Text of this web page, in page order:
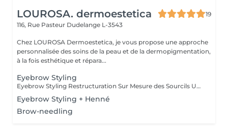
LOUROSA. dermoestetica
19
116, Rue Pasteur Dudelange L-3543
Chez LOUROSA Dermoestetica, je vous propose une approche
personnalisée des soins de la peau et de la dermopigmentation,
à la fois esthétique et répara...
Eyebrow Styling
Eyebrow Styling Restructuration Sur Mesure des Sourcils Une mise en beauté précise et personnalisée pour sublimer votre regard. L'Eyebrow Styling est une prestation dédiée à la restructuration complète des sourcils, réalisée exclusivement à la pince pour garantir un travail d'une grande précision. Cette technique permet de respecter parfaitement la ligne naturelle du sourcil tout en l'adaptant harmonieusement à la morphologie du visage. Chaque prestation débute par une analyse de la forme du visage et de la structure naturelle des sourcils, afin de créer une ligne sur mesure qui équilibre et met en valeur les traits. Ce soin permet de : * restructurer la ligne des sourcils avec précision * harmoniser les sourcils avec la forme du visage * nettoyer et affiner le contour pour un rendu net et soigné * sublimer le regard de manière naturelle En option, il est possible d'ajouter une mise en couleur légère au crayon, afin de combler les zones clairsemées et d'intensifier la structure du sourcil tout en respectant sa teinte naturelle. Idéal pour entretenir ses sourcils ou pour retrouver une ligne parfaitement adaptée à son visage.
Eyebrow Styling + Henné
Brow-needling